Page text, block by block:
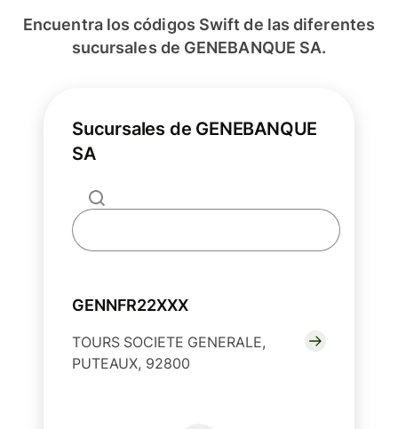
Encuentra los códigos Swift de las diferentes
sucursales de GENEBANQUE SA.
Sucursales de GENEBANQUE
SA
GENNFR22XXX
TOURS SOCIETE GENERALE,
PUTEAUX, 92800